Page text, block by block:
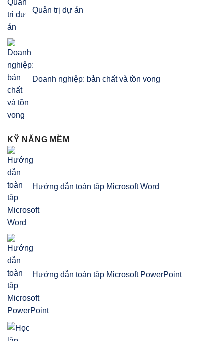
Quản trị dự án
Doanh nghiệp: bản chất và tồn vong
KỸ NĂNG MỀM
Hướng dẫn toàn tập Microsoft Word
Hướng dẫn toàn tập Microsoft PowerPoint